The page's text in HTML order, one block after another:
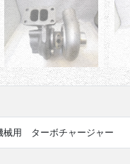
用 ターボチャージャー